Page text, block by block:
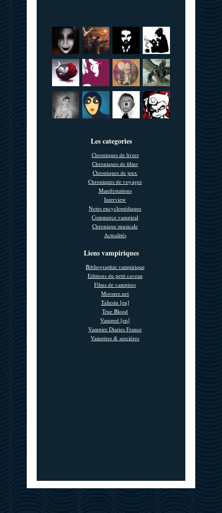
Les categories
Chroniques de livres
Chroniques de films
Chroniques de jeux
Chroniques de voyages
Manifestations
Interview
Notes encyclopédiques
Commerce vampiral
Chronique musicale
Actualités
Liens vampiriques
Bibliographie vampirique
Editions du petit caveau
Films de vampires
Morsure.net
Taliesin [en]
True Blood
Vamped [en]
Vampire Diaries France
Vampires & sorcières